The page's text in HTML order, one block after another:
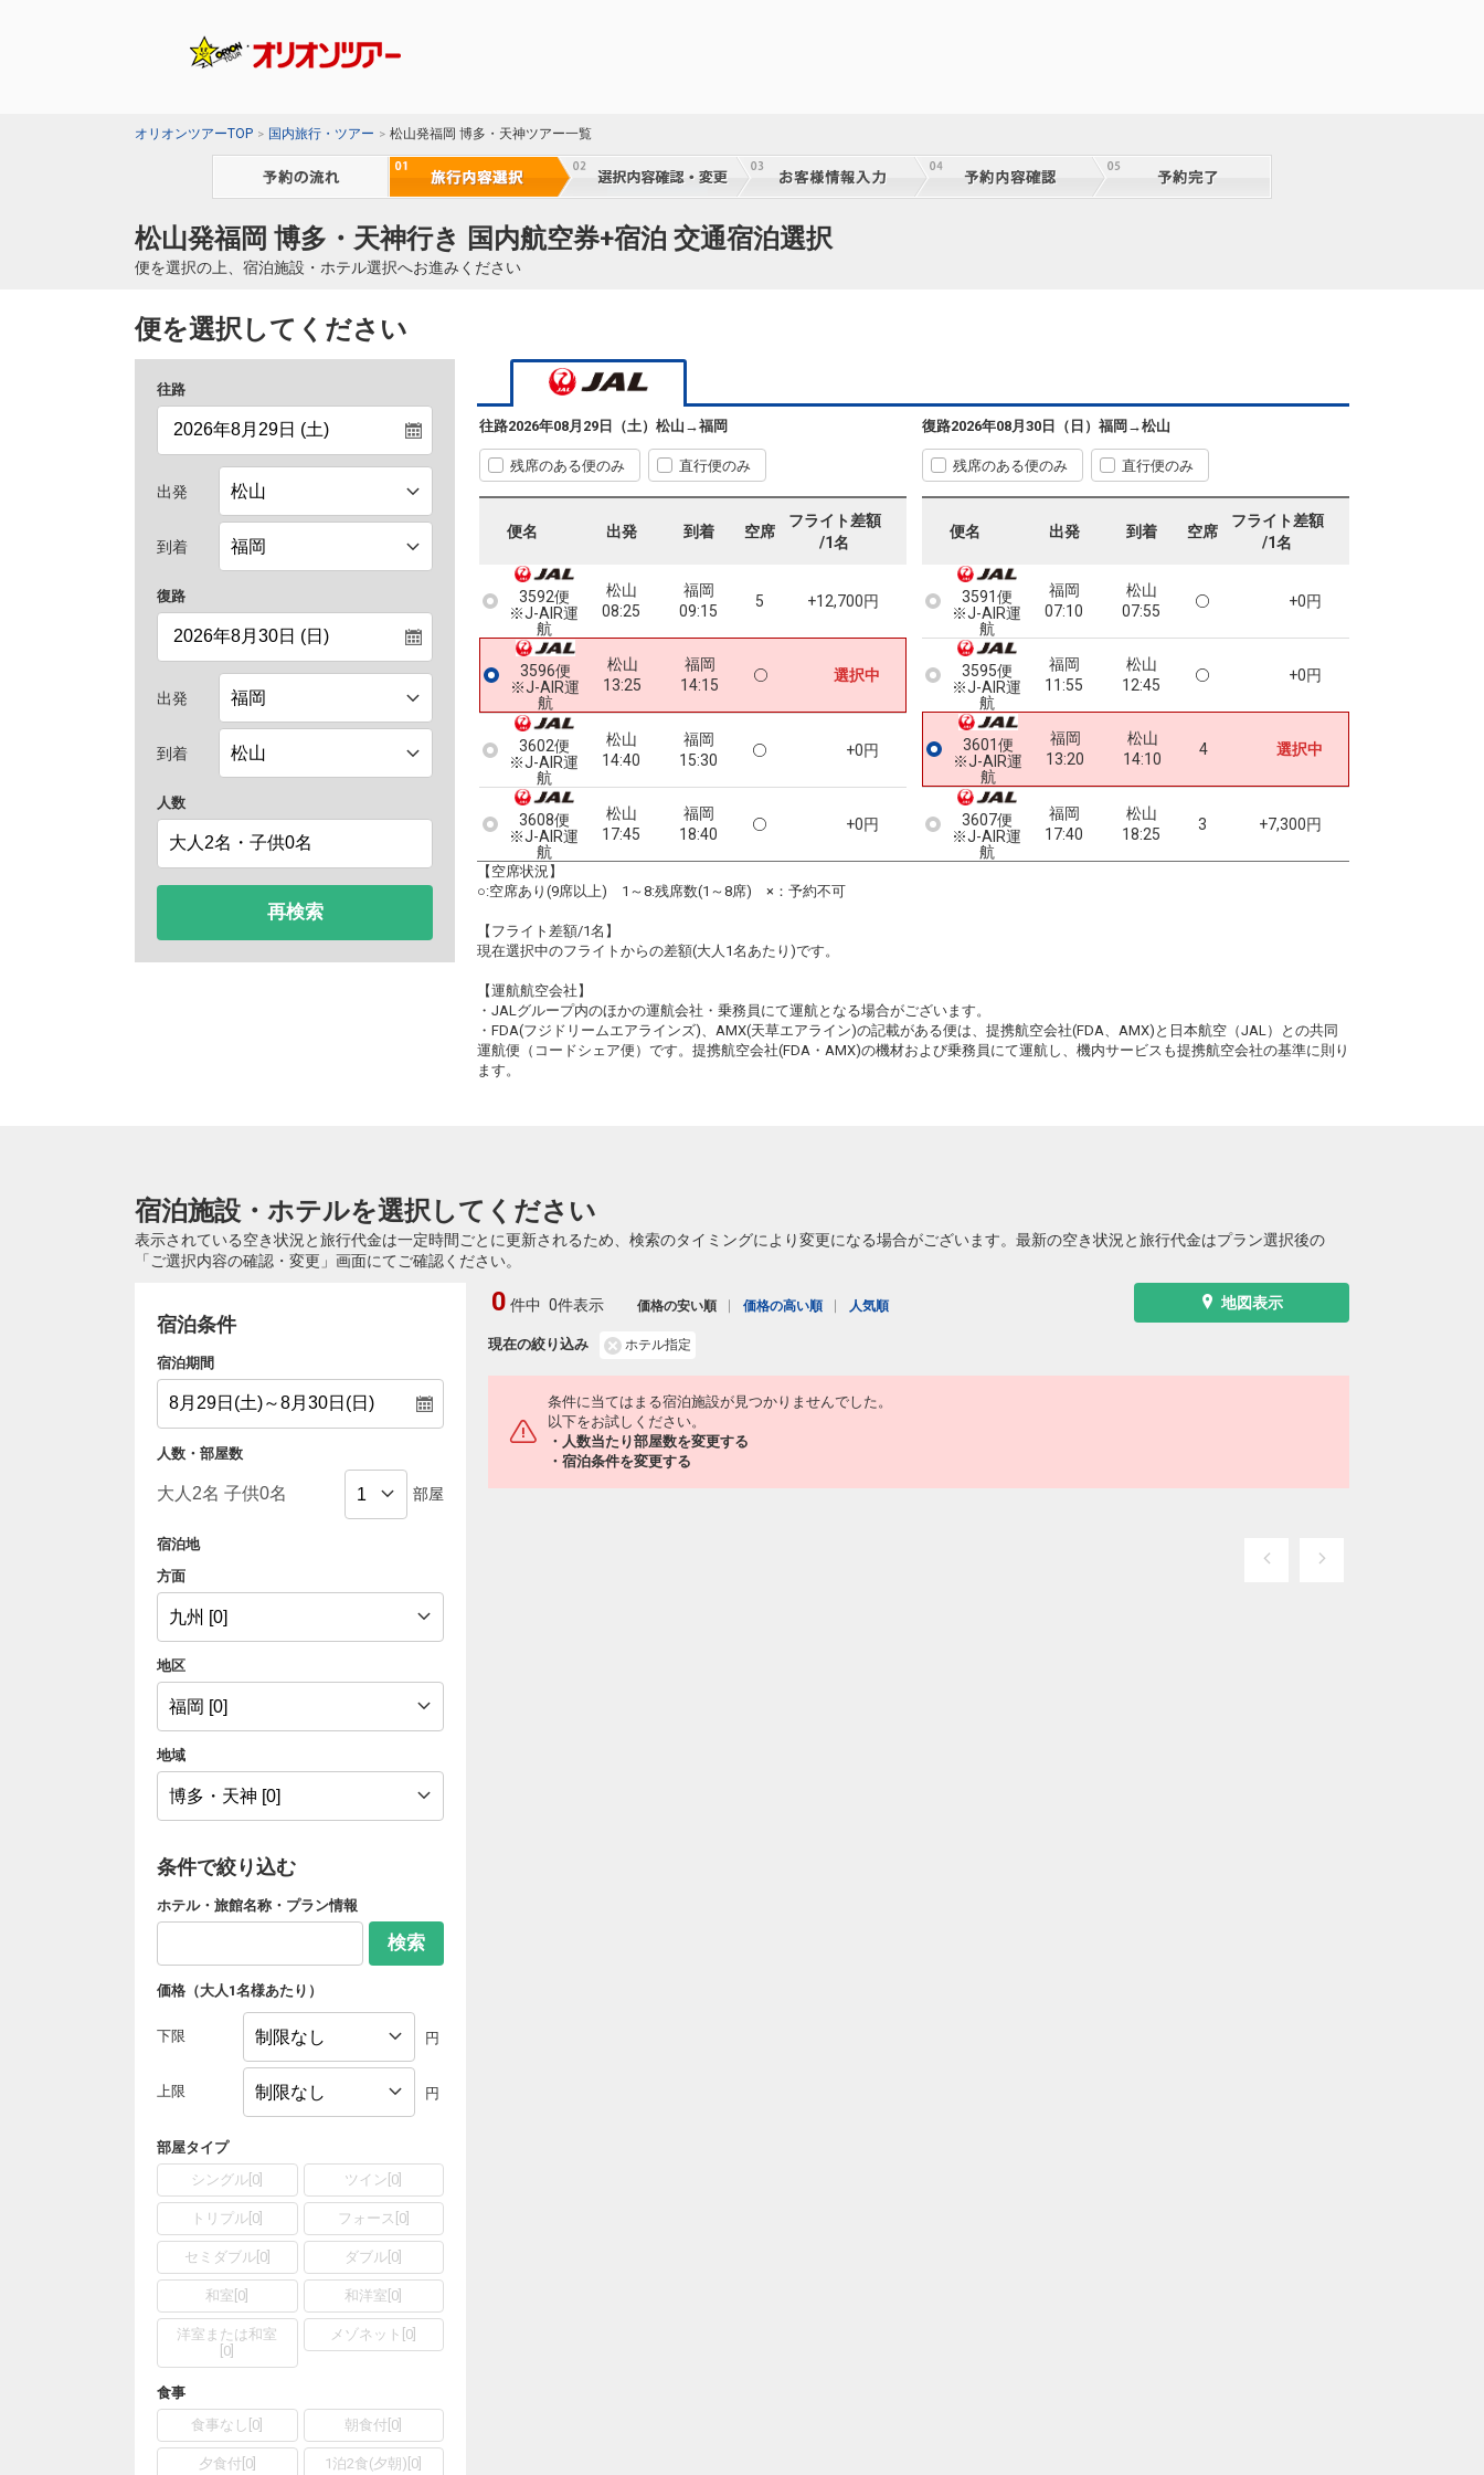
オリオンツアーTOP 国内旅行・ツアー 松山発福岡 博多・天神ツアー一覧
松山発福岡 博多・天神行き 国内航空券+宿泊 交通宿泊選択
便を選択の上、宿泊施設・ホテル選択へお進みください
便を選択してください
往路
出発
到着
復路
出発
到着
人数
再検索
往路2026年08月29日（土） 松山 →福岡
残席のある便のみ 直行便のみ
便名 出発 到着 空席
フライト差額
/1名
3592便
※J-AIR運
航
松山
08:25
福岡
09:15
5 +12,700円
3596便
※J-AIR運
航
松山
13:25
福岡
14:15
選択中
3602便
※J-AIR運
航
松山
14:40
福岡
15:30
+0円
3608便
※J-AIR運
航
松山
17:45
福岡
18:40
+0円
復路2026年08月30日（日） 福岡 →松山
残席のある便のみ 直行便のみ
便名 出発 到着 空席
フライト差額
/1名
3591便
※J-AIR運
航
福岡
07:10
松山
07:55
+0円
3595便
※J-AIR運
航
福岡
11:55
松山
12:45
+0円
3601便
※J-AIR運
航
福岡
13:20
松山
14:10
4 選択中
3607便
※J-AIR運
航
福岡
17:40
松山
18:25
3 +7,300円
【空席状況】
○:空席あり(9席以上) 1～8:残席数(1～8席) ×：予約不可
【フライト差額/1名】
現在選択中のフライトからの差額(大人1名あたり)です。
【運航航空会社】
・JALグループ内のほかの運航会社・乗務員にて運航となる場合がございます。
・FDA(フジドリームエアラインズ)、AMX(天草エアライン)の記載がある便は、提携航空会社(FDA、AMX)と日本航空（JAL）との共同
運航便（コードシェア便）です。提携航空会社(FDA・AMX)の機材および乗務員にて運航し、機内サービスも提携航空会社の基準に則り
ます。
宿泊施設・ホテルを選択してください
表示されている空き状況と旅行代金は一定時間ごとに更新されるため、検索のタイミングにより変更になる場合がございます。最新の空き状況と旅行代金はプラン選択後の
「ご選択内容の確認・変更」画面にてご確認ください。
宿泊条件
宿泊期間
人数・部屋数
部屋
宿泊地
方面
地区
地域
条件で絞り込む
ホテル・旅館名称・プラン情報
検索
価格（大人1名様あたり）
下限 円
上限 円
部屋タイプ
シングル 0 ツイン 0
トリプル 0 フォース 0]
セミダブル[ 0] ダブル 0
和室 0 和洋室 0
洋室または和室
0
メゾネット 0
食事
食事なし 0 朝食付 0
夕食付 0] 1泊2食(夕朝) 0
地図表示
現在の絞り込み ホテル指定
0 件中 0件表示 価格の安い順 価格の高い順 人気順
条件に当てはまる宿泊施設が見つかりませんでした。
以下をお試しください。
・人数当たり部屋数を変更する
・宿泊条件を変更する